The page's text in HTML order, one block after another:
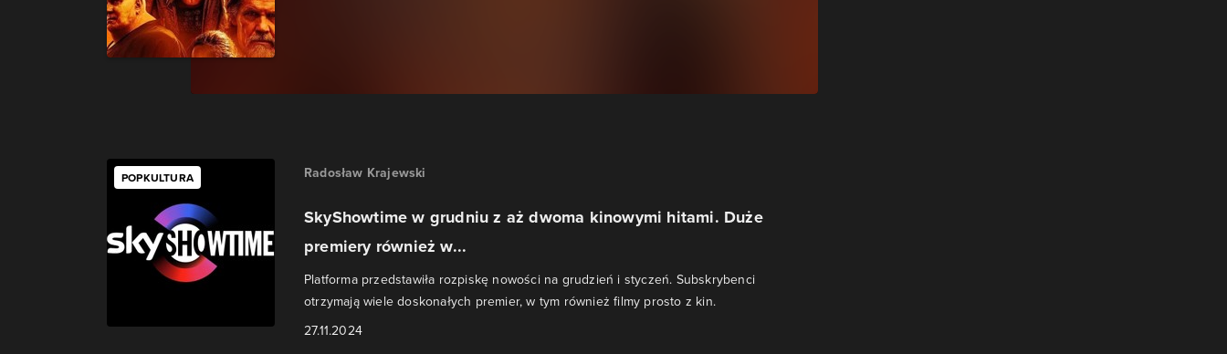
POPKULTURA Radosław Krajewski
SkyShowtime w grudniu z aż dwoma kinowymi hitami. Duże
premiery również w...
Platforma przedstawiła rozpiskę nowości na grudzień i styczeń. Subskrybenci
otrzymają wiele doskonałych premier, w tym również filmy prosto z kin.
27.11.2024